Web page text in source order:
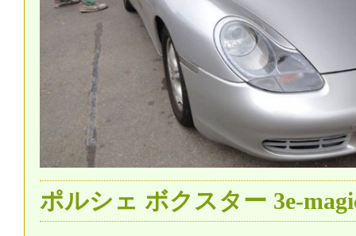
ポルシェ ボクスター 3e-